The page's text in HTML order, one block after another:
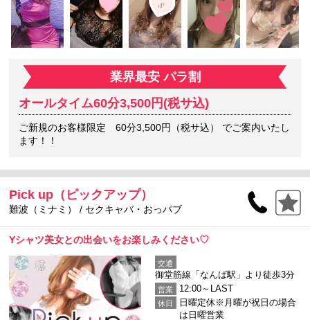
業界最安 パラ割
オールタイム60分3,500円(税サ込)
ご新規のお客様限定 60分3,500円（税サ込） でご案内いたし
ます！！
Pick up（ピックアップ）
難波（ミナミ） / セクキャバ・おっパブ
Yシャツ美女との出会いをお楽しみください♡
交通
御堂筋線「なんば駅」より徒歩3分
営業 12:00～LAST
休日
日曜定休※月曜が祝日の場合
は日曜営業